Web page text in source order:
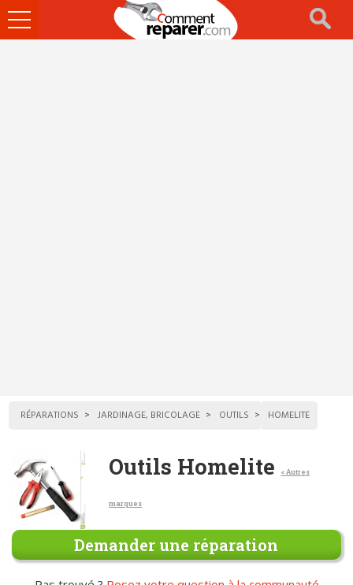
Ouvrir
le
RÉPARATIONS JARDINAGE, BRICOLAGE OUTILS HOMELITE
Outils Homelite < Autres
marques
Demander une réparation